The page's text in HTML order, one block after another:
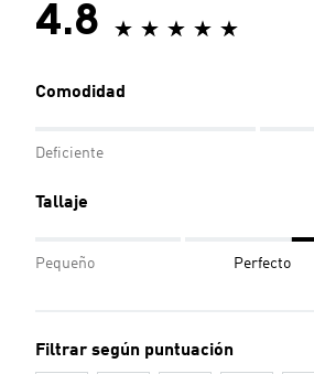
4.8
Comodidad
Deficiente
Tallaje
Pequeño Perfecto
Filtrar según puntuación